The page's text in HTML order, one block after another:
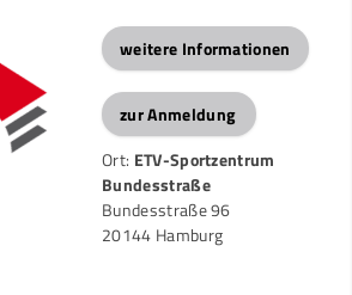
weitere Informationen
zur Anmeldung
Ort: ETV-Sportzentrum
Bundesstraße
Bundesstraße 96
20144 Hamburg